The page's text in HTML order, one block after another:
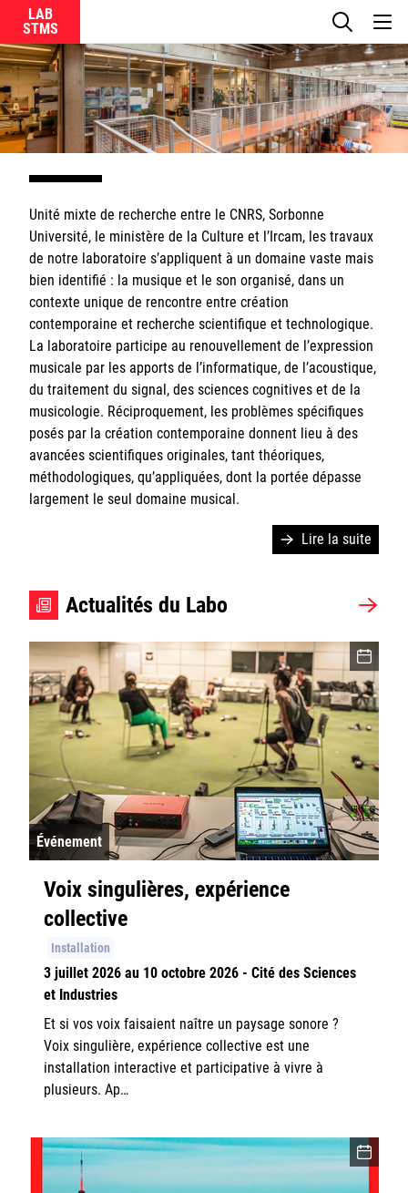
LAB
Ircam
CNRS
Sorbonne Université
Ministère de la Culture
Login/Signup
Le laboratoire
La recherche
Actualités
Équipes
Unité mixte de recherche entre le CNRS, Sorbonne
Université, le ministère de la Culture et l’Ircam, les travaux
de notre laboratoire s’appliquent à un domaine vaste mais
bien identifié : la musique et le son organisé, dans un
contexte unique de rencontre entre création
contemporaine et recherche scientifique et technologique.
La laboratoire participe au renouvellement de l’expression
musicale par les apports de l’informatique, de l’acoustique,
du traitement du signal, des sciences cognitives et de la
musicologie. Réciproquement, les problèmes spécifiques
posés par la création contemporaine donnent lieu à des
avancées scientifiques originales, tant théoriques,
méthodologiques, qu’appliquées, dont la portée dépasse
largement le seul domaine musical.
Lire la suite
Actualités du Labo
Événement
Voix singulières, expérience
collective
Installation
3 juillet 2026 au 10 octobre 2026 - Cité des Sciences
et Industries
Et si vos voix faisaient naître un paysage sonore ?
Voix singulière, expérience collective est une
installation interactive et participative à vivre à
plusieurs. Ap…